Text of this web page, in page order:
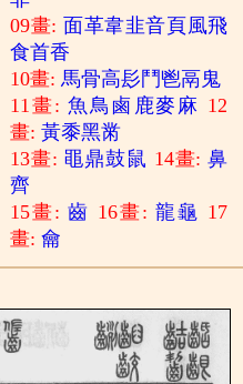
09畫: 面革韋韭音頁風飛
食首香
10畫:馬骨高髟 鬥鬯鬲 鬼
11畫: 魚鳥 鹵 鹿麥 麻 12
畫:黃黍黑黹
13畫: 黽鼎鼓鼠 14畫:鼻
齊
15畫:齒 16畫:龍龜 17
畫:龠